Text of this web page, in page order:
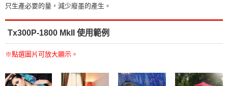
只生產必要的量，減少廢墨的產生。
Tx300P-1800 MkII 使用範例
※點選圖片可放大顯示。